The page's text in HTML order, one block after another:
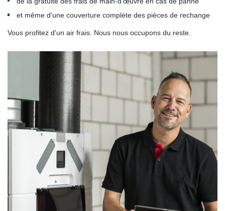
et même d'une couverture complète des pièces de rechange
Vous profitez d'un air frais. Nous nous occupons du reste.